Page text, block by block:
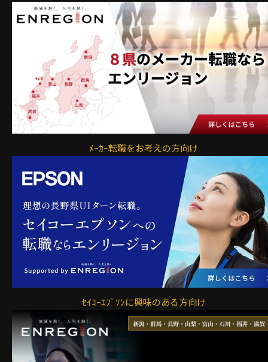
ﾒｰｶｰ転職をお考えの方向け
ｾｲｺｰｴﾌﾟｿﾝに興味のある方向け